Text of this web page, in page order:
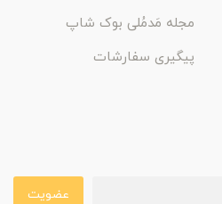
مجله مَدمُلی بوک شاپ
پیگیری سفارشات
عضویت